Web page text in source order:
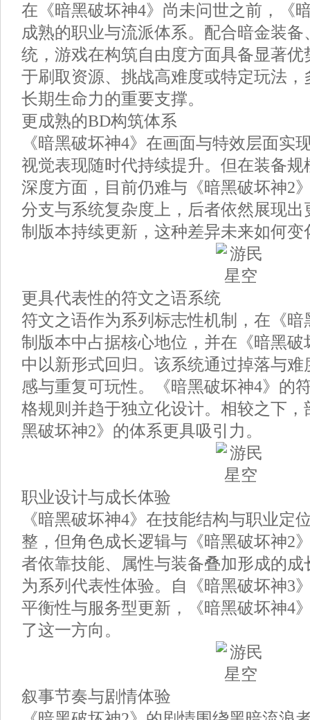
在《暗黑破坏神4》尚未问世之前，《
成熟的职业与流派体系。配合暗金装
统，游戏在构筑自由度方面具备显著
于刷取资源、挑战高难度或特定玩法
长期生命力的重要支撑。
更成熟的BD构筑体系
《暗黑破坏神4》在画面与特效层面实
视觉表现随时代持续提升。但在装备
深度方面，目前仍难与《暗黑破坏神2
分支与系统复杂度上，后者依然展现
制版本持续更新，这种差异未来如何变
更具代表性的符文之语系统
符文之语作为系列标志性机制，在《暗
制版本中占据核心地位，并在《暗黑破
中以新形式回归。该系统通过掉落与
感与重复可玩性。《暗黑破坏神4》的
格规则并趋于独立化设计。相较之下
黑破坏神2》的体系更具吸引力。
职业设计与成长体验
《暗黑破坏神4》在技能结构与职业定
整，但角色成长逻辑与《暗黑破坏神2
者依靠技能、属性与装备叠加形成的
为系列代表性体验。自《暗黑破坏神3
平衡性与服务型更新，《暗黑破坏神4
了这一方向。
叙事节奏与剧情体验